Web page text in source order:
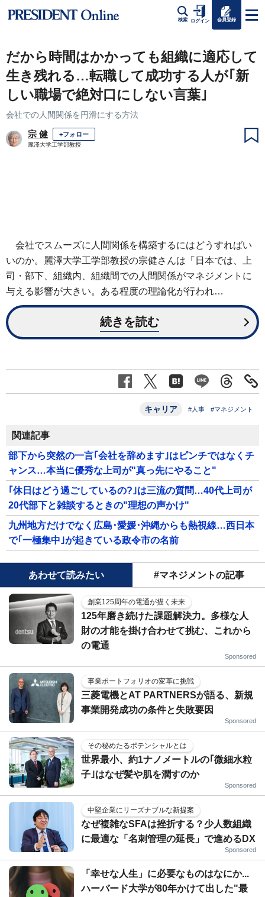
検索 ログイン 会員登録
だから時間はかかっても組織に適応して
生き残れる…転職して成功する人が｢新
しい職場で絶対口にしない言葉｣
会社での人間関係を円滑にする方法
宗 健 +フォロー
麗澤大学工学部教授
会社でスムーズに人間関係を構築するにはどうすればい
いのか。麗澤大学工学部教授の宗健さんは「日本では、上
司・部下、組織内、組織間での人間関係がマネジメントに
与える影響が大きい。ある程度の理論化が行われ…
続きを読む
キャリア #人事 #マネジメント
関連記事
部下から突然の一言｢会社を辞めます｣はピンチではなくチ
ャンス…本当に優秀な上司が"真っ先にやること"
｢休日はどう過ごしているの?｣は三流の質問…40代上司が
20代部下と雑談するときの"理想の声かけ"
九州地方だけでなく広島･愛媛･沖縄からも熱視線…西日本
で｢一極集中｣が起きている政令市の名前
あわせて読みたい #マネジメントの記事
創業125周年の電通が描く未来
125年磨き続けた課題解決力。多様な人
財の才能を掛け合わせて挑む、これから
の電通
Sponsored
事業ポートフォリオの変革に挑戦
三菱電機とAT PARTNERSが語る、新規
事業開発成功の条件と失敗要因
Sponsored
その秘めたるポテンシャルとは
世界最小、約1ナノメートルの｢微細水粒
子｣はなぜ髪や肌を潤すのか
Sponsored
中堅企業にリーズナブルな新提案
なぜ複雑なSFAは挫折する？少人数組織
に最適な「名刺管理の延長」で進めるDX
Sponsored
「幸せな人生」に必要なものはなにか...
ハーバード大学が80年かけて出した"最